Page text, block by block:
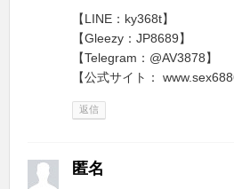
【LINE：ky368t】
【Gleezy：JP8689】
【Telegram：@AV3878】
【公式サイト：
返信
匿名